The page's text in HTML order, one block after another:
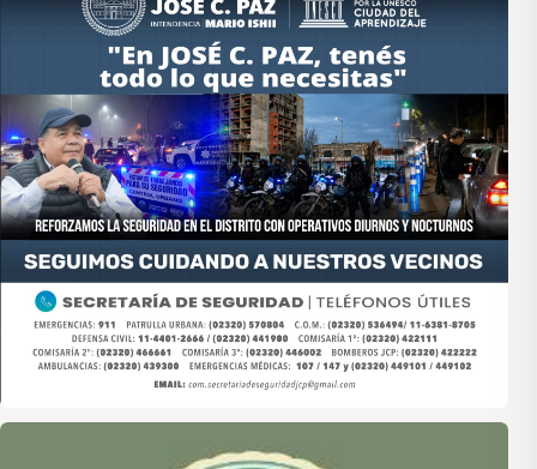
Asociación de Medios Vecinales